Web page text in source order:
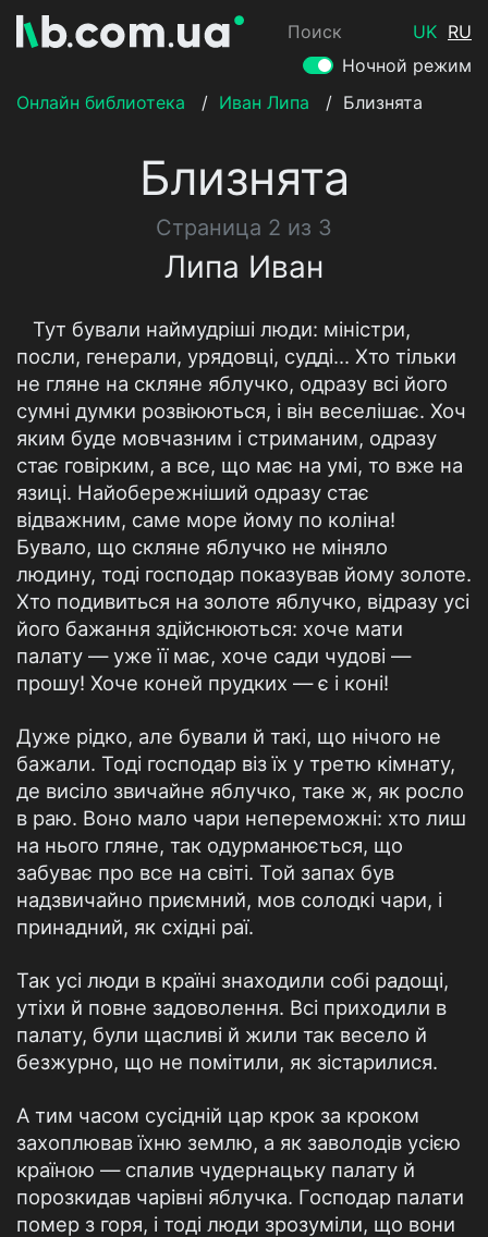
Поиск UK RU
Ночной режим
Онлайн библиотека
/ Иван Липа / Близнята
Близнята
Страница 2 из 3
Липа Иван
Тут бували наймудріші люди: міністри,
посли, генерали, урядовці, судді... Хто тільки
не гляне на скляне яблучко, одразу всі його
сумні думки розвіюються, і він веселішає. Хоч
яким буде мовчазним і стриманим, одразу
стає говірким, а все, що має на умі, то вже на
язиці. Найобережніший одразу стає
відважним, саме море йому по коліна!
Бувало, що скляне яблучко не міняло
людину, тоді господар показував йому золоте.
Хто подивиться на золоте яблучко, відразу усі
його бажання здійснюються: хоче мати
палату — уже її має, хоче сади чудові —
прошу! Хоче коней прудких — є і коні!
Дуже рідко, але бували й такі, що нічого не
бажали. Тоді господар віз їх у третю кімнату,
де висіло звичайне яблучко, таке ж, як росло
в раю. Воно мало чари непереможні: хто лиш
на нього гляне, так одурманюється, що
забуває про все на світі. Той запах був
надзвичайно приємний, мов солодкі чари, і
принадний, як східні раї.
Так усі люди в країні знаходили собі радощі,
утіхи й повне задоволення. Всі приходили в
палату, були щасливі й жили так весело й
безжурно, що не помітили, як зістарилися.
А тим часом сусідній цар крок за кроком
захоплював їхню землю, а як заволодів усією
країною — спалив чудернацьку палату й
порозкидав чарівні яблучка. Господар палати
помер з горя, і тоді люди зрозуміли, що вони